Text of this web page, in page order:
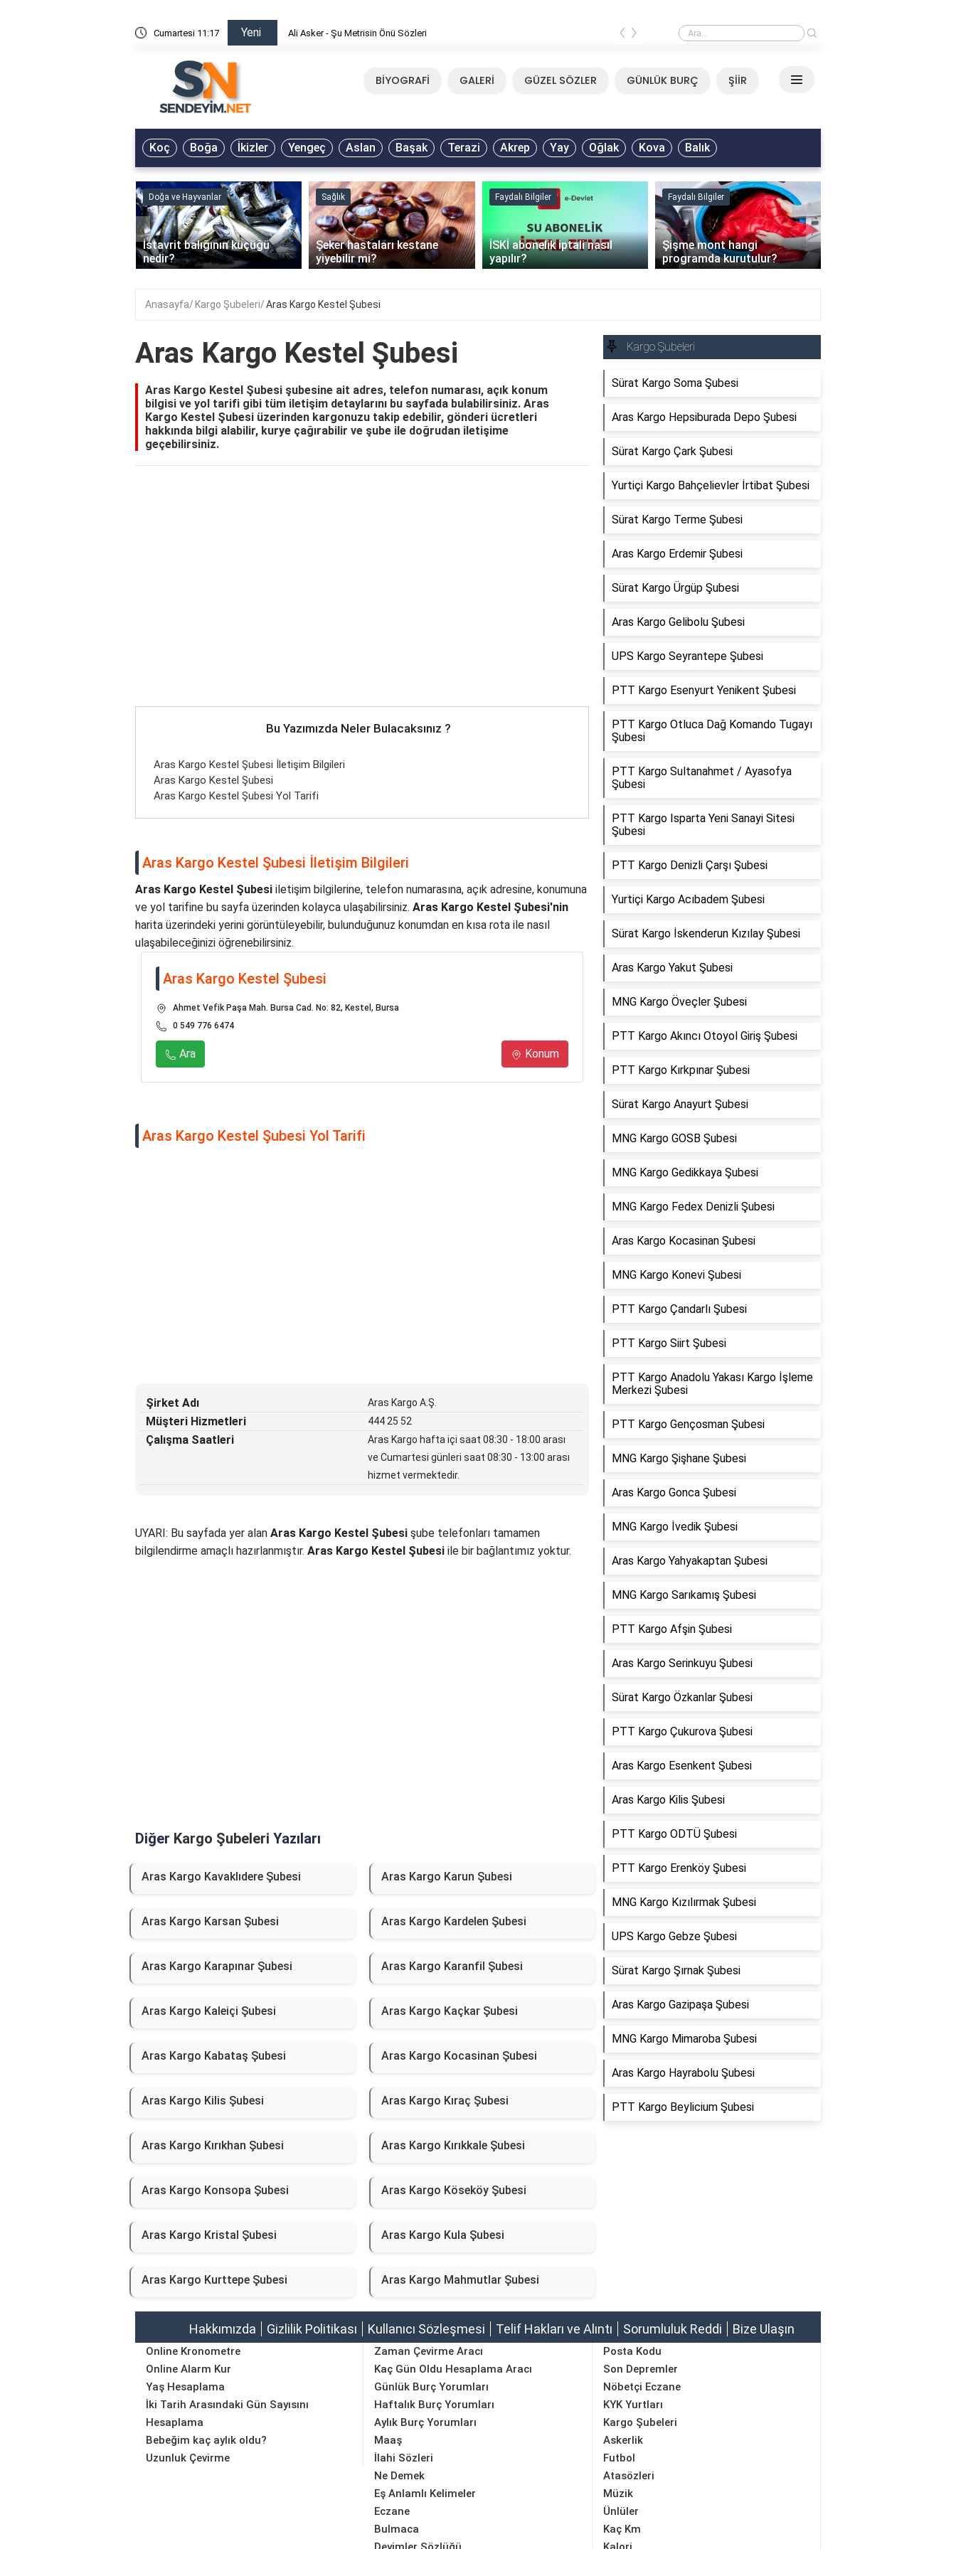
Cumartesi 11:17 Yeni Ali Asker - Şu Metrisin Önü Sözleri Mirkelam - Tavla Sözleri
‹ ›
BİYOGRAFİ GALERİ GÜZEL SÖZLER GÜNLÜK BURÇ ŞİİR
Koç Boğa İkizler Yengeç Aslan Başak Terazi Akrep Yay Oğlak Kova Balık
Doğa ve Hayvanlar
İstavrit balığının küçüğü
nedir?
Sağlık
Şeker hastaları kestane
yiyebilir mi?
Faydalı Bilgiler
İSKİ abonelik iptali nasıl
yapılır?
Faydalı Bilgiler
Şişme mont hangi
programda kurutulur?
‹ ›
Anasayfa Kargo Şubeleri Aras Kargo Kestel Şubesi
Aras Kargo Kestel Şubesi
Aras Kargo Kestel Şubesi şubesine ait adres, telefon numarası, açık konum
bilgisi ve yol tarifi gibi tüm iletişim detaylarını bu sayfada bulabilirsiniz. Aras
Kargo Kestel Şubesi üzerinden kargonuzu takip edebilir, gönderi ücretleri
hakkında bilgi alabilir, kurye çağırabilir ve şube ile doğrudan iletişime
geçebilirsiniz.
Bu Yazımızda Neler Bulacaksınız ?
Aras Kargo Kestel Şubesi İletişim Bilgileri
Aras Kargo Kestel Şubesi
Aras Kargo Kestel Şubesi Yol Tarifi
Aras Kargo Kestel Şubesi İletişim Bilgileri
Aras Kargo Kestel Şubesi iletişim bilgilerine, telefon numarasına, açık adresine, konumuna
ve yol tarifine bu sayfa üzerinden kolayca ulaşabilirsiniz. Aras Kargo Kestel Şubesi'nin
harita üzerindeki yerini görüntüleyebilir, bulunduğunuz konumdan en kısa rota ile nasıl
ulaşabileceğinizi öğrenebilirsiniz.
Aras Kargo Kestel Şubesi
Ahmet Vefik Paşa Mah. Bursa Cad. No: 82, Kestel, Bursa
0 549 776 6474
Ara Konum
Aras Kargo Kestel Şubesi Yol Tarifi
Şirket Adı Aras Kargo A.Ş.
Müşteri Hizmetleri 444 25 52
Çalışma Saatleri
Aras Kargo hafta içi saat 08:30 - 18:00 arası
ve Cumartesi günleri saat 08:30 - 13:00 arası
hizmet vermektedir.
UYARI: Bu sayfada yer alan Aras Kargo Kestel Şubesi şube telefonları tamamen
bilgilendirme amaçlı hazırlanmıştır. Aras Kargo Kestel Şubesi ile bir bağlantımız yoktur.
Diğer Kargo Şubeleri Yazıları
Aras Kargo Kavaklıdere Şubesi Aras Kargo Karun Şubesi
Aras Kargo Karsan Şubesi Aras Kargo Kardelen Şubesi
Aras Kargo Karapınar Şubesi Aras Kargo Karanfil Şubesi
Aras Kargo Kaleiçi Şubesi Aras Kargo Kaçkar Şubesi
Aras Kargo Kabataş Şubesi Aras Kargo Kocasinan Şubesi
Aras Kargo Kilis Şubesi Aras Kargo Kıraç Şubesi
Aras Kargo Kırıkhan Şubesi Aras Kargo Kırıkkale Şubesi
Aras Kargo Konsopa Şubesi Aras Kargo Köseköy Şubesi
Aras Kargo Kristal Şubesi Aras Kargo Kula Şubesi
Aras Kargo Kurttepe Şubesi Aras Kargo Mahmutlar Şubesi
Kargo Şubeleri
Sürat Kargo Soma Şubesi
Aras Kargo Hepsiburada Depo Şubesi
Sürat Kargo Çark Şubesi
Yurtiçi Kargo Bahçelievler İrtibat Şubesi
Sürat Kargo Terme Şubesi
Aras Kargo Erdemir Şubesi
Sürat Kargo Ürgüp Şubesi
Aras Kargo Gelibolu Şubesi
UPS Kargo Seyrantepe Şubesi
PTT Kargo Esenyurt Yenikent Şubesi
PTT Kargo Otluca Dağ Komando Tugayı
Şubesi
PTT Kargo Sultanahmet / Ayasofya
Şubesi
PTT Kargo Isparta Yeni Sanayi Sitesi
Şubesi
PTT Kargo Denizli Çarşı Şubesi
Yurtiçi Kargo Acıbadem Şubesi
Sürat Kargo İskenderun Kızılay Şubesi
Aras Kargo Yakut Şubesi
MNG Kargo Öveçler Şubesi
PTT Kargo Akıncı Otoyol Giriş Şubesi
PTT Kargo Kırkpınar Şubesi
Sürat Kargo Anayurt Şubesi
MNG Kargo GOSB Şubesi
MNG Kargo Gedikkaya Şubesi
MNG Kargo Fedex Denizli Şubesi
Aras Kargo Kocasinan Şubesi
MNG Kargo Konevi Şubesi
PTT Kargo Çandarlı Şubesi
PTT Kargo Siirt Şubesi
PTT Kargo Anadolu Yakası Kargo İşleme
Merkezi Şubesi
PTT Kargo Gençosman Şubesi
MNG Kargo Şişhane Şubesi
Aras Kargo Gonca Şubesi
MNG Kargo İvedik Şubesi
Aras Kargo Yahyakaptan Şubesi
MNG Kargo Sarıkamış Şubesi
PTT Kargo Afşin Şubesi
Aras Kargo Serinkuyu Şubesi
Sürat Kargo Özkanlar Şubesi
PTT Kargo Çukurova Şubesi
Aras Kargo Esenkent Şubesi
Aras Kargo Kilis Şubesi
PTT Kargo ODTÜ Şubesi
PTT Kargo Erenköy Şubesi
MNG Kargo Kızılırmak Şubesi
UPS Kargo Gebze Şubesi
Sürat Kargo Şırnak Şubesi
Aras Kargo Gazipaşa Şubesi
MNG Kargo Mimaroba Şubesi
Aras Kargo Hayrabolu Şubesi
PTT Kargo Beylicium Şubesi
Hakkımızda Gizlilik Politikası Kullanıcı Sözleşmesi Telif Hakları ve Alıntı Sorumluluk Reddi Bize Ulaşın
Online Kronometre
Online Alarm Kur
Yaş Hesaplama
İki Tarih Arasındaki Gün Sayısını
Hesaplama
Bebeğim kaç aylık oldu?
Uzunluk Çevirme
Zaman Çevirme Aracı
Kaç Gün Oldu Hesaplama Aracı
Günlük Burç Yorumları
Haftalık Burç Yorumları
Aylık Burç Yorumları
Maaş
Posta Kodu
Son Depremler
Nöbetçi Eczane
KYK Yurtları
Kargo Şubeleri
Askerlik
İlahi Sözleri
Ne Demek
Eş Anlamlı Kelimeler
Eczane
Bulmaca
Futbol
Atasözleri
Müzik
Ünlüler
Kaç Km